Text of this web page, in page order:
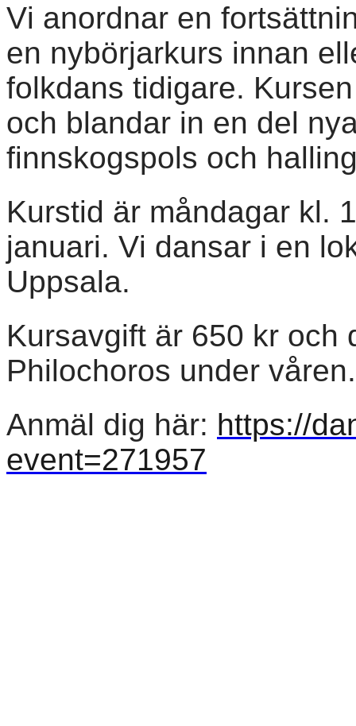
Vi anordnar en
en nybörjarkurs innan
folkdans tidigare.
och blandar in en del
finnskogspols och
Kurstid är måndagar kl.
januari. Vi dansar i en
Uppsala.
Kursavgift är 650 kr och
Philochoros under våren.
Anmäl dig här: https://
event=271957